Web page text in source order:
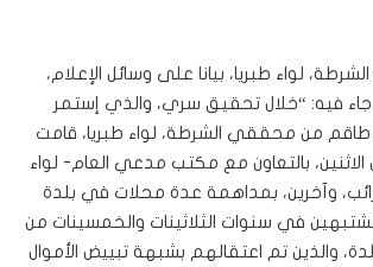
لواء طبريا، بيانا على وسائل الإعلام،
جاء فيه: “خلال تحقيق سري، والذي إستمر
من محققي الشرطة، لواء طبريا، قامت
بالتعاون مع مكتب مدعي العام- لواء
وآخرين، بمداهمة عدة محلات في بلدة
واعتقال 4 مشتبهين في سنوات الثلاثينات والخمسينات من
والذين تم اعتقالهم بشبهة تبييض الأموال